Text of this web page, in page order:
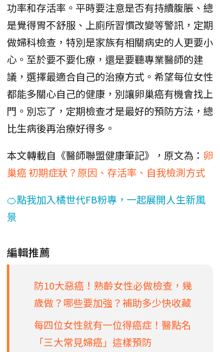
功率和存活率。平時要注意是否有持續腹脹、總
是覺得胃不舒服、上廁所習慣改變等警訊，定期
做婦科檢查，特別是家族有相關病史的人更要小
心。至於要不要化療，還是要聽專業醫師的建
議，選擇最適合自己的治療方式。希望每位女性
都能多關心自己的健康，別讓卵巢癌有機會找上
門。別忘了，定期檢查才是最好的預防方法，總
比生病後再治療好得多。
本文轉載自《醫師聯盟健康筆記》，原文為： 卵
巢癌 初期症狀？原因、存活率、自我檢測方式
🍊點我加入橘世代FB粉專，一起展開人生新風
景
編輯推薦
防10大惡癌！熟齡女性必做檢查，幾
歲做？哪些要加強？補助多少快收藏
每四位女性就有一位得癌症！醫點名
「三大常見婦癌」這樣預防